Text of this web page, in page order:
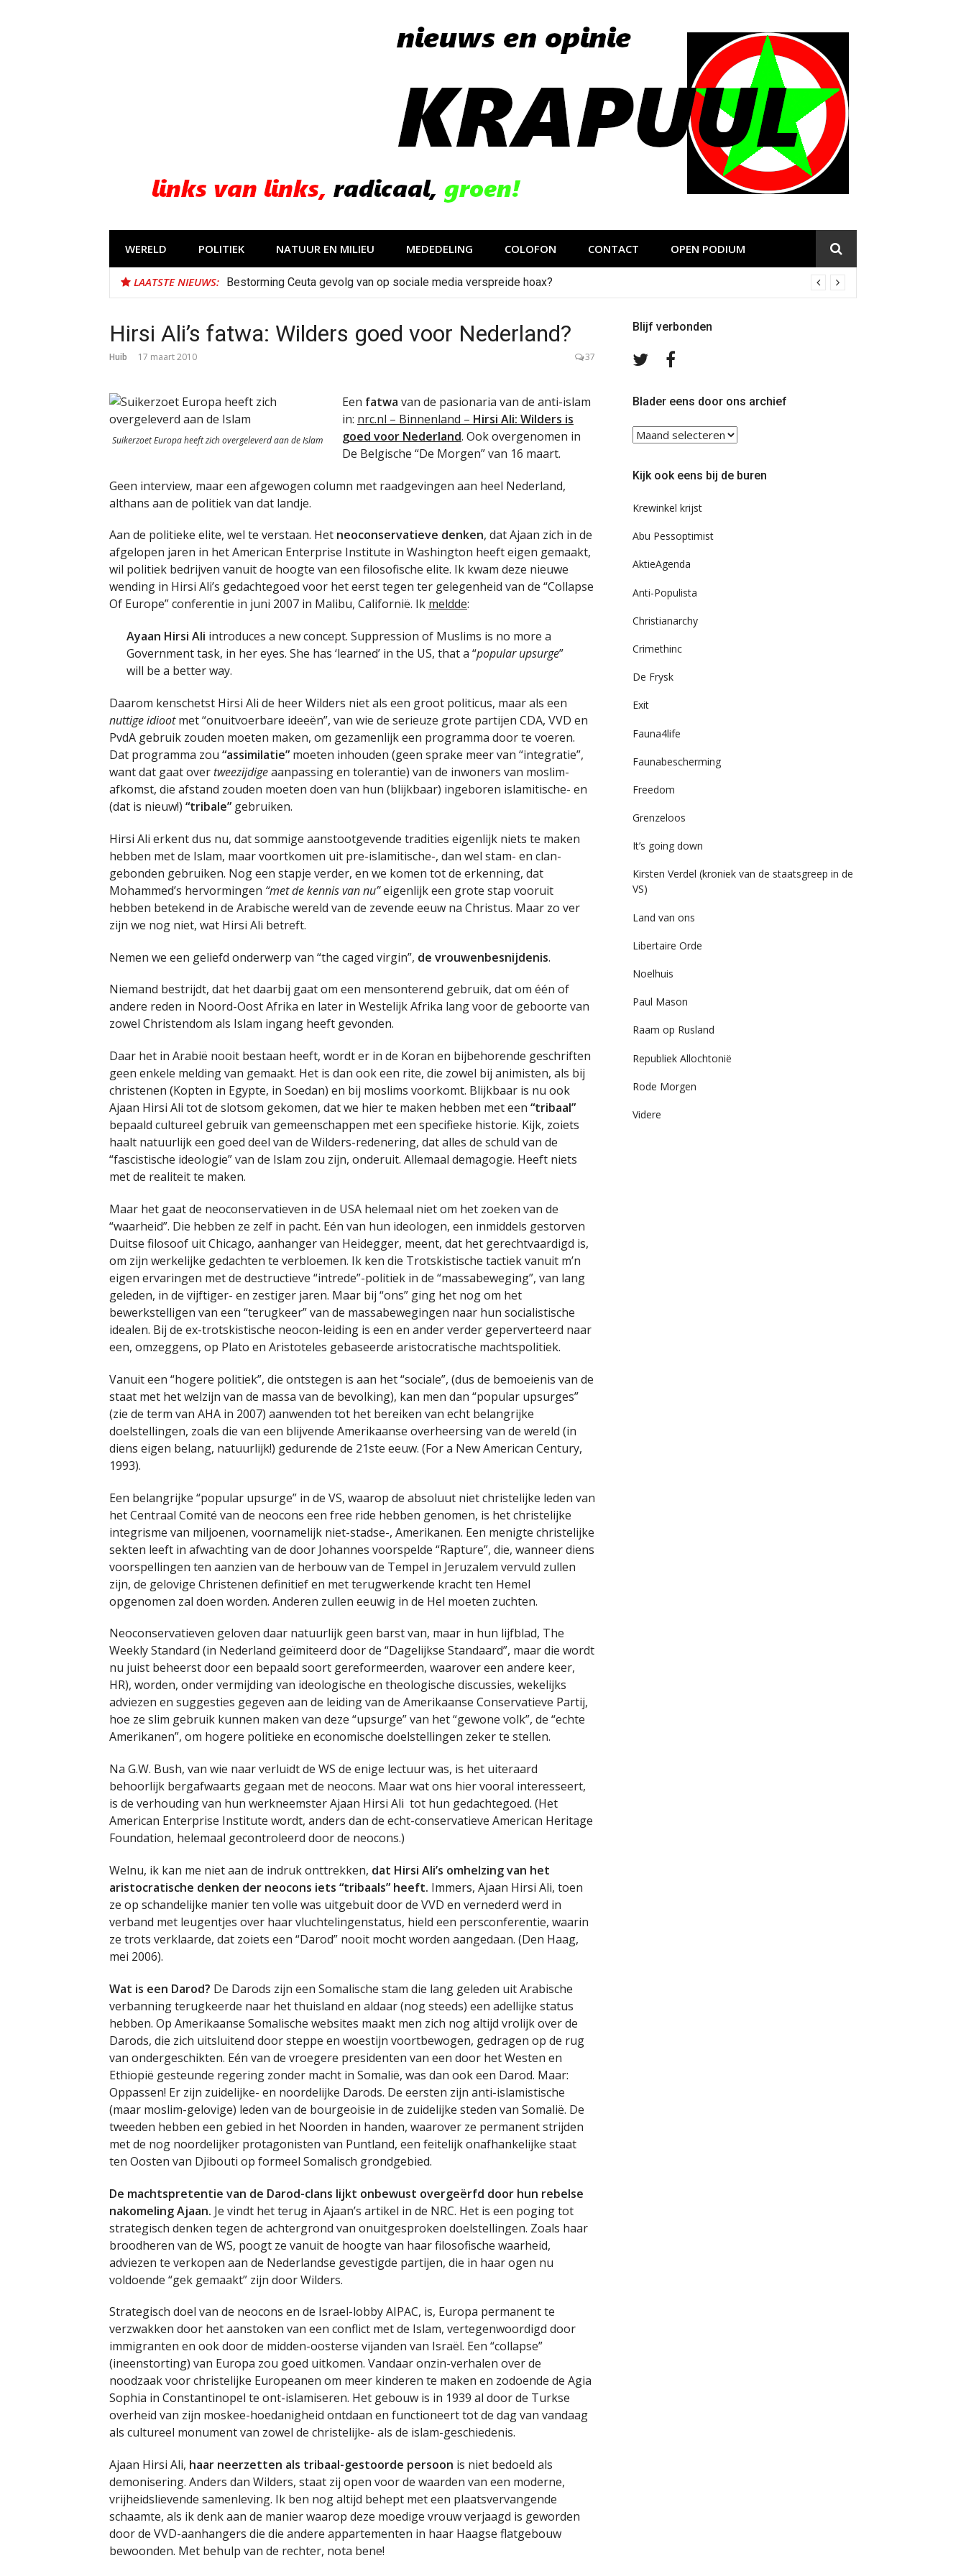
WERELD POLITIEK NATUUR EN MILIEU MEDEDELING COLOFON CONTACT OPEN PODIUM
LAATSTE NIEUWS: Bestorming Ceuta gevolg van op sociale media verspreide hoax?
Hirsi Ali’s fatwa: Wilders goed voor Nederland?
Huib 17 maart 2010 37
Suikerzoet Europa heeft zich overgeleverd aan de Islam
Een fatwa van de pasionaria van de anti-islam
in: nrc.nl – Binnenland – Hirsi Ali: Wilders is
goed voor Nederland. Ook overgenomen in
De Belgische “De Morgen” van 16 maart.
Geen interview, maar een afgewogen column met raadgevingen aan heel Nederland,
althans aan de politiek van dat landje.
Aan de politieke elite, wel te verstaan. Het neoconservatieve denken, dat Ajaan zich in de
afgelopen jaren in het American Enterprise Institute in Washington heeft eigen gemaakt,
wil politiek bedrijven vanuit de hoogte van een filosofische elite. Ik kwam deze nieuwe
wending in Hirsi Ali’s gedachtegoed voor het eerst tegen ter gelegenheid van de “Collapse
Of Europe” conferentie in juni 2007 in Malibu, Californië. Ik meldde:
Ayaan Hirsi Ali introduces a new concept. Suppression of Muslims is no more a
Government task, in her eyes. She has ‘learned’ in the US, that a “popular upsurge”
will be a better way.
Daarom kenschetst Hirsi Ali de heer Wilders niet als een groot politicus, maar als een
nuttige idiootmet “onuitvoerbare ideeën”, van wie de serieuze grote partijen CDA, VVD en
PvdA gebruik zouden moeten maken, om gezamenlijk een programma door te voeren.
Dat programma zou “assimilatie” moeten inhouden (geen sprake meer van “integratie”,
want dat gaat overtweezijdigeaanpassing en tolerantie) van de inwoners van moslim-
afkomst, die afstand zouden moeten doen van hun (blijkbaar) ingeboren islamitische- en
(dat is nieuw!) “tribale” gebruiken.
Hirsi Ali erkent dus nu, dat sommige aanstootgevende tradities eigenlijk niets te maken
hebben met de Islam, maar voortkomen uit pre-islamitische-, dan wel stam- en clan-
gebonden gebruiken. Nog een stapje verder, en we komen tot de erkenning, dat
Mohammed’s hervormingen “met de kennis van nu”eigenlijk een grote stap vooruit
hebben betekend in de Arabische wereld van de zevende eeuw na Christus. Maar zo ver
zijn we nog niet, wat Hirsi Ali betreft.
Nemen we een geliefd onderwerp van “the caged virgin”, de vrouwenbesnijdenis.
Niemand bestrijdt, dat het daarbij gaat om een mensonterend gebruik, dat om één of
andere reden in Noord-Oost Afrika en later in Westelijk Afrika lang voor de geboorte van
zowel Christendom als Islam ingang heeft gevonden.
Daar het in Arabië nooit bestaan heeft, wordt er in de Koran en bijbehorende geschriften
geen enkele melding van gemaakt. Het is dan ook een rite, die zowel bij animisten, als bij
christenen (Kopten in Egypte, in Soedan) en bij moslims voorkomt. Blijkbaar is nu ook
Ajaan Hirsi Ali tot de slotsom gekomen, dat we hier te maken hebben met een “tribaal”
bepaald cultureel gebruik van gemeenschappen met een specifieke historie. Kijk, zoiets
haalt natuurlijk een goed deel van de Wilders-redenering, dat alles de schuld van de
“fascistische ideologie” van de Islam zou zijn, onderuit. Allemaal demagogie. Heeft niets
met de realiteit te maken.
Maar het gaat de neoconservatieven in de USA helemaal niet om het zoeken van de
“waarheid”. Die hebben ze zelf in pacht. Eén van hun ideologen, een inmiddels gestorven
Duitse filosoof uit Chicago, aanhanger van Heidegger, meent, dat het gerechtvaardigd is,
om zijn werkelijke gedachten te verbloemen. Ik ken die Trotskistische tactiek vanuit m’n
eigen ervaringen met de destructieve “intrede”-politiek in de “massabeweging”, van lang
geleden, in de vijftiger- en zestiger jaren. Maar bij “ons” ging het nog om het
bewerkstelligen van een “terugkeer” van de massabewegingen naar hun socialistische
idealen. Bij de ex-trotskistische neocon-leiding is een en ander verder geperverteerd naar
een, omzeggens, op Plato en Aristoteles gebaseerde aristocratische machtspolitiek.
Vanuit een “hogere politiek”, die ontstegen is aan het “sociale”, (dus de bemoeienis van de
staat met het welzijn van de massa van de bevolking), kan men dan “popular upsurges”
(zie de term van AHA in 2007) aanwenden tot het bereiken van echt belangrijke
doelstellingen, zoals die van een blijvende Amerikaanse overheersing van de wereld (in
diens eigen belang, natuurlijk!) gedurende de 21ste eeuw. (For a New American Century,
1993).
Een belangrijke “popular upsurge” in de VS, waarop de absoluut niet christelijke leden van
het Centraal Comité van de neocons een free ride hebben genomen, is het christelijke
integrisme van miljoenen, voornamelijk niet-stadse-, Amerikanen. Een menigte christelijke
sekten leeft in afwachting van de door Johannes voorspelde “Rapture”, die, wanneer diens
voorspellingen ten aanzien van de herbouw van de Tempel in Jeruzalem vervuld zullen
zijn, de gelovige Christenen definitief en met terugwerkende kracht ten Hemel
opgenomen zal doen worden. Anderen zullen eeuwig in de Hel moeten zuchten.
Neoconservatieven geloven daar natuurlijk geen barst van, maar in hun lijfblad, The
Weekly Standard (in Nederland geïmiteerd door de “Dagelijkse Standaard”, maar die wordt
nu juist beheerst door een bepaald soort gereformeerden, waarover een andere keer,
HR), worden, onder vermijding van ideologische en theologische discussies, wekelijks
adviezen en suggesties gegeven aan de leiding van de Amerikaanse Conservatieve Partij,
hoe ze slim gebruik kunnen maken van deze “upsurge” van het “gewone volk”, de “echte
Amerikanen”, om hogere politieke en economische doelstellingen zeker te stellen.
Na G.W. Bush, van wie naar verluidt de WS de enige lectuur was, is het uiteraard
behoorlijk bergafwaarts gegaan met de neocons. Maar wat ons hier vooral interesseert,
is de verhouding van hun werkneemster Ajaan Hirsi Ali tot hun gedachtegoed. (Het
American Enterprise Institute wordt, anders dan de echt-conservatieve American Heritage
Foundation, helemaal gecontroleerd door de neocons.)
Welnu, ik kan me niet aan de indruk onttrekken, dat Hirsi Ali’s omhelzing van het
aristocratische denken der neocons iets “tribaals” heeft. Immers, Ajaan Hirsi Ali, toen
ze op schandelijke manier ten volle was uitgebuit door de VVD en vernederd werd in
verband met leugentjes over haar vluchtelingenstatus, hield een persconferentie, waarin
ze trots verklaarde, dat zoiets een “Darod” nooit mocht worden aangedaan. (Den Haag,
mei 2006).
Wat is een Darod? De Darods zijn een Somalische stam die lang geleden uit Arabische
verbanning terugkeerde naar het thuisland en aldaar (nog steeds) een adellijke status
hebben. Op Amerikaanse Somalische websites maakt men zich nog altijd vrolijk over de
Darods, die zich uitsluitend door steppe en woestijn voortbewogen, gedragen op de rug
van ondergeschikten. Eén van de vroegere presidenten van een door het Westen en
Ethiopië gesteunde regering zonder macht in Somalië, was dan ook een Darod. Maar:
Oppassen! Er zijn zuidelijke- en noordelijke Darods. De eersten zijn anti-islamistische
(maar moslim-gelovige) leden van de bourgeoisie in de zuidelijke steden van Somalië. De
tweeden hebben een gebied in het Noorden in handen, waarover ze permanent strijden
met de nog noordelijker protagonisten van Puntland, een feitelijk onafhankelijke staat
ten Oosten van Djibouti op formeel Somalisch grondgebied.
De machtspretentie van de Darod-clans lijkt onbewust overgeërfd door hun rebelse
nakomeling Ajaan. Je vindt het terug in Ajaan’s artikel in de NRC. Het is een poging tot
strategisch denken tegen de achtergrond van onuitgesproken doelstellingen. Zoals haar
broodheren van de WS, poogt ze vanuit de hoogte van haar filosofische waarheid,
adviezen te verkopen aan de Nederlandse gevestigde partijen, die in haar ogen nu
voldoende “gek gemaakt” zijn door Wilders.
Strategisch doel van de neocons en de Israel-lobby AIPAC, is, Europa permanent te
verzwakken door het aanstoken van een conflict met de Islam, vertegenwoordigd door
immigranten en ook door de midden-oosterse vijanden van Israël. Een “collapse”
(ineenstorting) van Europa zou goed uitkomen. Vandaar onzin-verhalen over de
noodzaak voor christelijke Europeanen om meer kinderen te maken en zodoende de Agia
Sophia in Constantinopel te ont-islamiseren. Het gebouw is in 1939 al door de Turkse
overheid van zijn moskee-hoedanigheid ontdaan en functioneert tot de dag van vandaag
als cultureel monument van zowel de christelijke- als de islam-geschiedenis.
Ajaan Hirsi Ali, haar neerzetten als tribaal-gestoorde persoon is niet bedoeld als
demonisering. Anders dan Wilders, staat zij open voor de waarden van een moderne,
vrijheidslievende samenleving. Ik ben nog altijd behept met een plaatsvervangende
schaamte, als ik denk aan de manier waarop deze moedige vrouw verjaagd is geworden
door de VVD-aanhangers die die andere appartementen in haar Haagse flatgebouw
bewoonden. Met behulp van de rechter, nota bene!
Blijf verbonden
Volg
TwitterFacebook
Blader eens door ons archief
Blader
eens
ons
Kijk ook eens bij de buren
Krewinkel krijst
Abu Pessoptimist
AktieAgenda
Anti-Populista
Christianarchy
Crimethinc
De Frysk
Exit
Fauna4life
Faunabescherming
Freedom
Grenzeloos
It’s going down
Kirsten Verdel (kroniek van de staatsgreep in de
VS)
Land van ons
Libertaire Orde
Noelhuis
Paul Mason
Raam op Rusland
Republiek Allochtonië
Rode Morgen
Videre